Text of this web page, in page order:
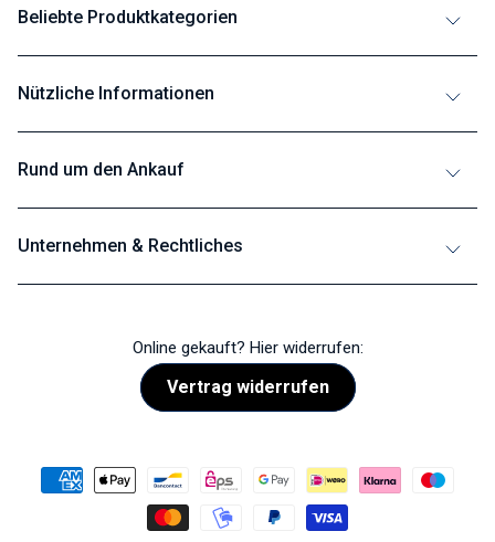
Beliebte Produktkategorien
Nützliche Informationen
Rund um den Ankauf
Unternehmen & Rechtliches
Online gekauft? Hier widerrufen:
Vertrag widerrufen